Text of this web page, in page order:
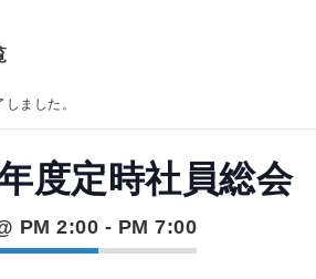
ました。
度定時社員総会
PM 2:00 - PM 7:00